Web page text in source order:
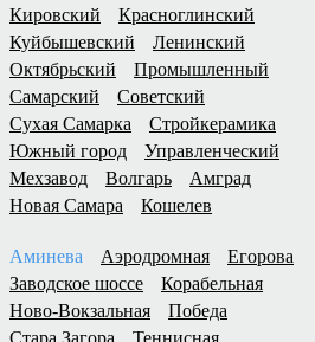
Кировский
Красноглинский
Куйбышевский
Ленинский
Октябрьский
Промышленный
Самарский
Советский
Сухая Самарка
Стройкерамика
Южный город
Управленческий
Мехзавод
Волгарь
Амград
Новая Самара
Кошелев
Аминева Аэродромная
Егорова
Заводское шоссе
Корабельная
Ново-Вокзальная
Победа